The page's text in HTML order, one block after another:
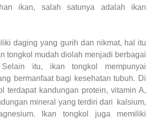
ikan, salah satunya adalah ikan
daging yang gurih dan nikmat, hal itu
tongkol mudah diolah menjadi berbagai
itu, ikan tongkol mempunyai
bermanfaat bagi kesehatan tubuh. Di
terdapat kandungan protein, vitamin A,
mineral yang terdiri dari kalsium,
Ikan tongkol juga memiliki